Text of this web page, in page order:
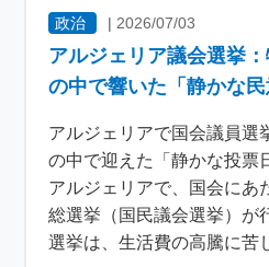
政治 | 2026/07/03
アルジェリア議会選挙
の中で響いた「静かな民
アルジェリアで国会議員
の中で迎えた「静かな投票
アルジェリアで、国会にあ
総選挙（国民議会選挙）が
選挙は、生活費の高騰に苦